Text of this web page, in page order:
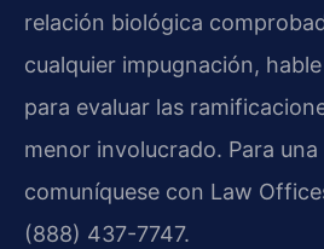
relación biológica
cualquier impugnación,
para evaluar las
menor involucrado. Para
comuníquese con Law
(888) 437-7747.